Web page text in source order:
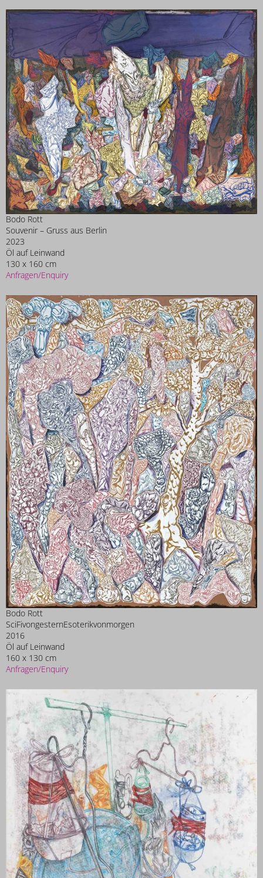
Bodo Rott
Souvenir – Gruss aus Berlin
2023
Öl auf Leinwand
130 x 160 cm
Anfragen/Enquiry
Bodo Rott
SciFivongesternEsoterikvonmorgen
2016
Öl auf Leinwand
160 x 130 cm
Anfragen/Enquiry